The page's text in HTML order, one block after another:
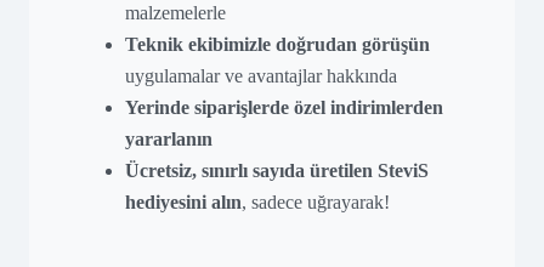
malzemelerle
Teknik ekibimizle doğrudan görüşün
uygulamalar ve avantajlar hakkında
Yerinde siparişlerde özel indirimlerden
yararlanın
Ücretsiz, sınırlı sayıda üretilen SteviS
hediyesini alın, sadece uğrayarak!